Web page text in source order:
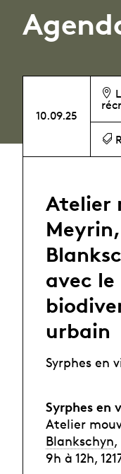
10.09.25
Atelier
avec le
urbain
Syrphes en
Syrphes en
Atelier
Blankschyn
9h à 12h,